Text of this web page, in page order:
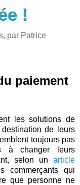
!
par Patrice
paiement
les solutions de
de leurs
toujours pas
à changer leurs
selon un article
commerçants qui
que personne ne